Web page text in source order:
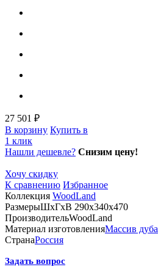
27 501 ₽
В корзину Купить в
1 клик
Нашли дешевле? Снизим цену!
Хочу скидку
К сравнению Избранное
Коллекция WoodLand
РазмерыШхГхВ 290х340х470
ПроизводительWoodLand
Материал изготовленияМассив дуба
СтранаРоссия
Задать вопрос